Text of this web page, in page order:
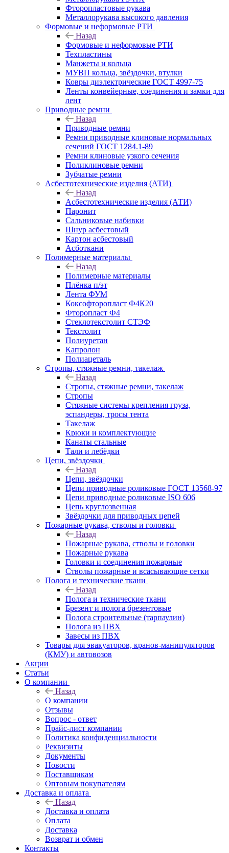
Фторопластовые рукава
Металлорукава высокого давления
Формовые и неформовые РТИ
Назад
Формовые и неформовые РТИ
Техпластины
Манжеты и кольца
МУВП кольца, звёздочки, втулки
Ковры диэлектрические ГОСТ 4997-75
Ленты конвейерные, соединения и замки для
лент
Приводные ремни
Назад
Приводные ремни
Ремни приводные клиновые нормальных
сечений ГОСТ 1284.1-89
Ремни клиновые узкого сечения
Поликлиновые ремни
Зубчатые ремни
Асбестотехнические изделия (АТИ)
Назад
Асбестотехнические изделия (АТИ)
Паронит
Сальниковые набивки
Шнур асбестовый
Картон асбестовый
Асботкани
Полимерные материалы
Назад
Полимерные материалы
Плёнка п/эт
Лента ФУМ
Коксофторопласт Ф4К20
Фторопласт Ф4
Стеклотекстолит СТЭФ
Текстолит
Полиуретан
Капролон
Полиацеталь
Стропы, стяжные ремни, такелаж
Назад
Стропы, стяжные ремни, такелаж
Стропы
Стяжные системы крепления груза,
эспандеры, тросы тента
Такелаж
Крюки и комплектующие
Канаты стальные
Тали и лебёдки
Цепи, звёздочки
Назад
Цепи, звёздочки
Цепи приводные роликовые ГОСТ 13568-97
Цепи приводные роликовые ISO 606
Цепь круглозвенная
Звёздочки для приводных цепей
Пожарные рукава, стволы и головки
Назад
Пожарные рукава, стволы и головки
Пожарные рукава
Головки и соединения пожарные
Стволы пожарные и всасывающие сетки
Полога и технические ткани
Назад
Полога и технические ткани
Брезент и полога брезентовые
Полога строительные (тарпаулин)
Полога из ПВХ
Завесы из ПВХ
Товары для эвакуаторов, кранов-манипуляторов
(КМУ) и автовозов
Акции
Статьи
О компании
Назад
О компании
Отзывы
Вопрос - ответ
Прайс-лист компании
Политика конфиденциальности
Реквизиты
Документы
Новости
Поставщикам
Оптовым покупателям
Доставка и оплата
Назад
Доставка и оплата
Оплата
Доставка
Возврат и обмен
Контакты